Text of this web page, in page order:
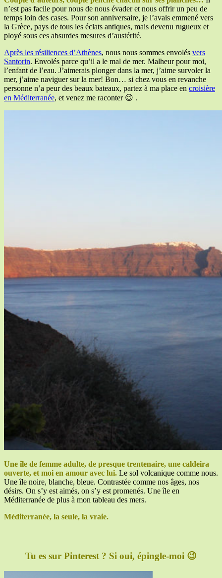
n’est pas facile pour nous de nous évader et nous offrir un peu de
temps loin des cases. Pour son anniversaire, je l’avais emmené vers
la Grèce, pays de tous les éclats antiques, mais devenu rugueux et
ployé sous ces absurdes mesures d’austérité.
Après les résiliences d’Athènes, nous nous sommes envolés vers
Santorin. Envolés parce qu’il a le mal de mer. Malheur pour moi,
l’enfant de l’eau. J’aimerais plonger dans la mer, j’aime survoler la
mer, j’aime naviguer sur la mer! Bon… si chez vous en revanche
personne n’a peur des beaux bateaux, partez à ma place en croisière
en Méditerranée, et venez me raconter 😉 .
Une île de femme adulte, de presque trentenaire, une caldeira
ouverte, et moi en amour avec lui. Le sol volcanique comme nous.
Une île noire, blanche, bleue. Contrastée comme nos âges, nos
désirs. On s’y est aimés, on s’y est promenés. Une île en
Méditerranée de plus à mon tableau des mers.
Méditerranée, la seule, la vraie.
Tu es sur Pinterest ? Si oui, épingle-moi 😉